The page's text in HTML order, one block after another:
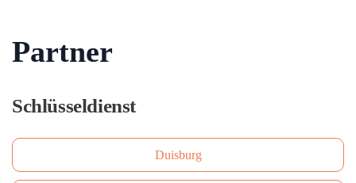
Partner
Schlüsseldienst
Duisburg